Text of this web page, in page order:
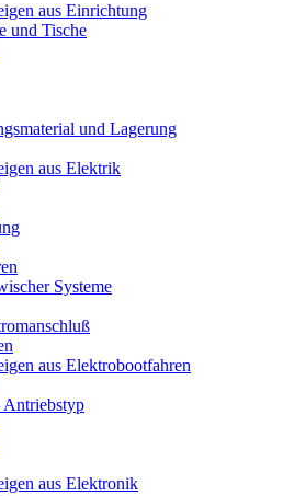
aus Einrichtung
und Tische
und Lagerung
aus Elektrik
Systeme
aus Elektrobootfahren
Antriebstyp
aus Elektronik